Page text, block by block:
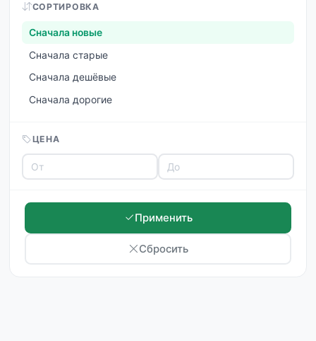
СОРТИРОВКА
Сначала новые
Сначала старые
Сначала дешёвые
Сначала дорогие
ЦЕНА
Применить
Сбросить